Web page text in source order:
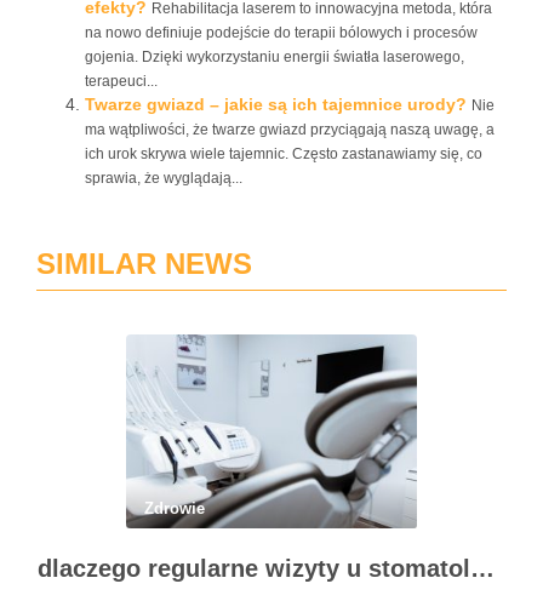
efekty? Rehabilitacja laserem to innowacyjna metoda, która
na nowo definiuje podejście do terapii bólowych i procesów
gojenia. Dzięki wykorzystaniu energii światła laserowego,
terapeuci...
Twarze gwiazd – jakie są ich tajemnice urody? Nie
ma wątpliwości, że twarze gwiazd przyciągają naszą uwagę, a
ich urok skrywa wiele tajemnic. Często zastanawiamy się, co
sprawia, że wyglądają...
SIMILAR NEWS
Zdrowie
dlaczego regularne wizyty u stomatologa są kluczowe dla zdrowia jamy ustnej?